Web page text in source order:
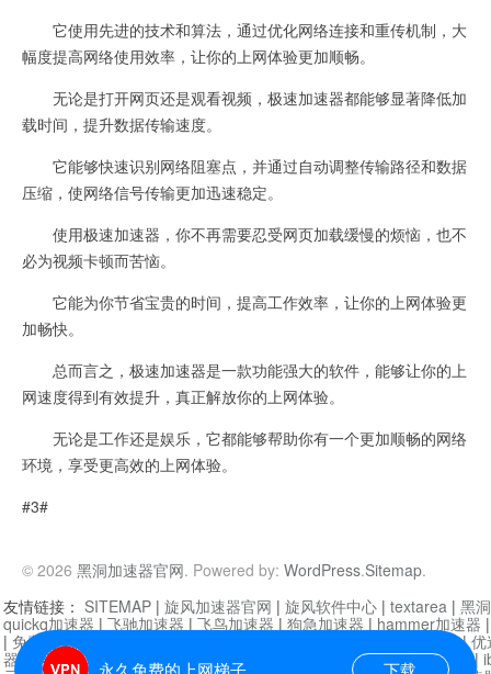
它使用先进的技术和算法，通过优化网络连接和重传机制，大
幅度提高网络使用效率，让你的上网体验更加顺畅。
无论是打开网页还是观看视频，极速加速器都能够显著降低加
载时间，提升数据传输速度。
它能够快速识别网络阻塞点，并通过自动调整传输路径和数据
压缩，使网络信号传输更加迅速稳定。
使用极速加速器，你不再需要忍受网页加载缓慢的烦恼，也不
必为视频卡顿而苦恼。
它能为你节省宝贵的时间，提高工作效率，让你的上网体验更
加畅快。
总而言之，极速加速器是一款功能强大的软件，能够让你的上
网速度得到有效提升，真正解放你的上网体验。
无论是工作还是娱乐，它都能够帮助你有一个更加顺畅的网络
环境，享受更高效的上网体验。
#3#
© 2026 黑洞加速器官网. Powered by: WordPress.Sitemap.
永久免费的上网梯子 下载
友情链接： SITEMAP | 旋风加速器官网 | 旋风软件中心 | textarea | 黑
quickq加速器 | 飞驰加速器 | 飞鸟加速器 | 狗急加速器 | hammer加速器
| 免费vqn加速外网 迷雾通|优
器| 快柠檬加速器 |黑洞加速 |falemon 快橙加速器|anycast加速器 |